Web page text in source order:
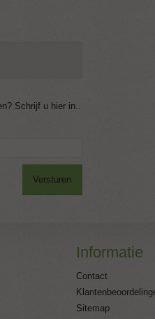
Schrijf u hier in..
Versturen
Informatie
Contact
Sitemap